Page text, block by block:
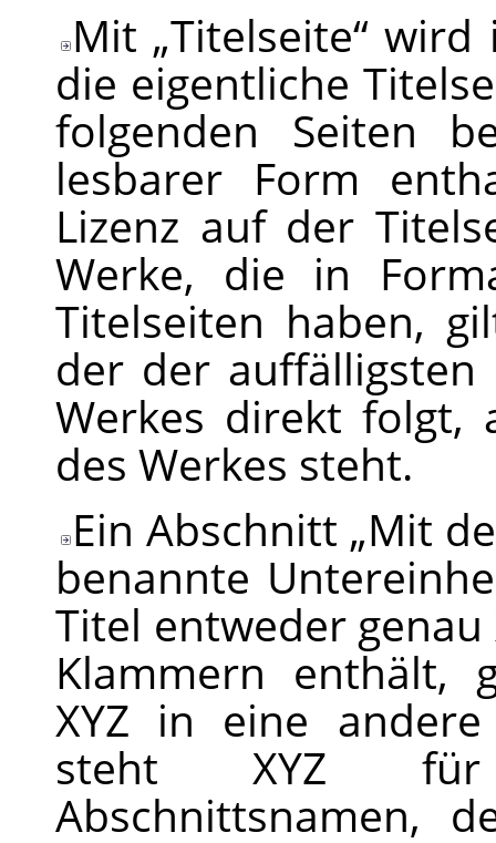
Mit „Titelseite“ wird
die eigentliche
folgenden Seiten
lesbarer Form
Lizenz auf der
Werke, die in
Titelseiten haben,
der der auffälligsten
Werkes direkt folgt,
des Werkes steht.
Ein Abschnitt „Mit
benannte
Titel entweder genau
Klammern enthält,
XYZ in eine
steht XYZ für
Abschnittsnamen,